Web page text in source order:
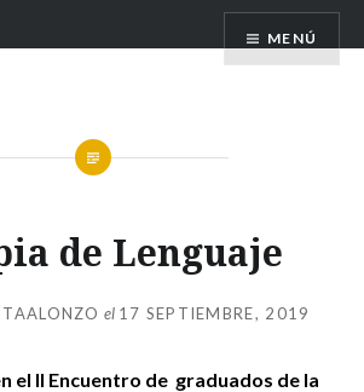
MENÚ
de Lenguaje
el 17 SEPTIEMBRE, 2019
el II Encuentro de graduados de la